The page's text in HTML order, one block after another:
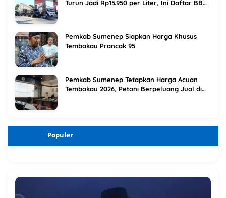
Turun Jadi Rp15.950 per Liter, Ini Daftar BBM
Pemkab Sumenep Siapkan Harga Khusus
Tembakau Prancak 95
Pemkab Sumenep Tetapkan Harga Acuan
Tembakau 2026, Petani Berpeluang Jual di
Populer